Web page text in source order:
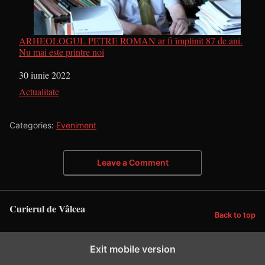
ARHEOLOGUL PETRE ROMAN ar fi împlinit 87 de ani.
Nu mai este printre noi
Dată
30 iunie 2022
În legătură cu
Actualitate
Categories: Eveniment
Leave a Comment
Curierul de Vâlcea Back to top
Exit mobile version